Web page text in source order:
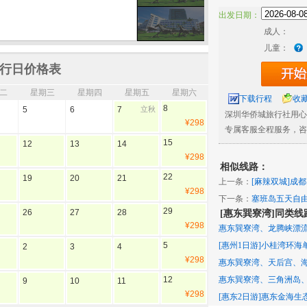
日价格表
星期三 星期四 星期五
星期六
5
6 7 立秋
8
¥298
12 13 14
15
¥298
19 20 21
22
¥298
26 27 28
29
¥298
2 3 4
5
¥298
9 10 11
12
¥298
出发日期：
成人：
儿童：
下载行程
收
深圳华侨城旅行社用
专属客服全程服务，
相似线路：
上一条： [麻辣双城]成
坑三桥双飞五天
下一条： 塞班岛五天自
[惠东巽寮湾]同类线
惠东巽寮湾、龙腾峡漂
[惠州1日游]小桂湾环海
惠东巽寮湾、天后宫、
惠东巽寮湾、三角洲岛
[惠东2日游]惠东金海生